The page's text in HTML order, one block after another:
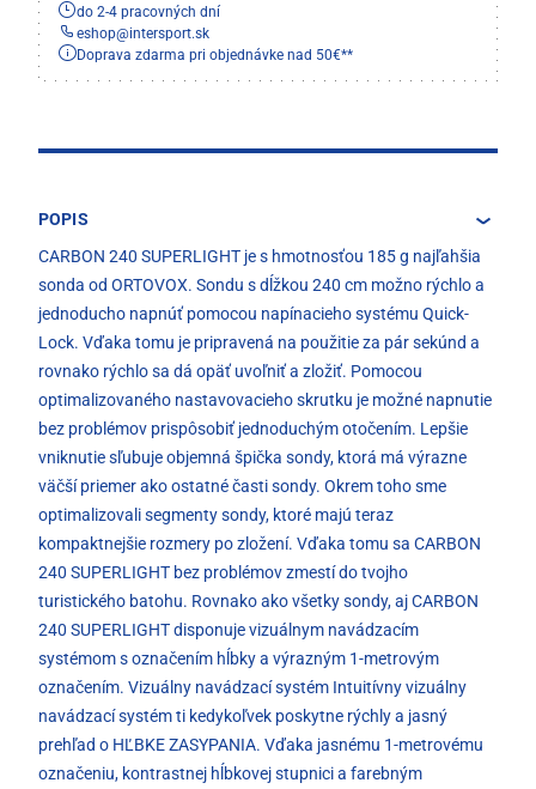
do 2-4 pracovných dní
eshop@intersport.sk
Doprava zdarma pri objednávke nad 50€**
POPIS
CARBON 240 SUPERLIGHT je s hmotnosťou 185 g najľahšia
sonda od ORTOVOX. Sondu s dĺžkou 240 cm možno rýchlo a
jednoducho napnúť pomocou napínacieho systému Quick-
Lock. Vďaka tomu je pripravená na použitie za pár sekúnd a
rovnako rýchlo sa dá opäť uvoľniť a zložiť. Pomocou
optimalizovaného nastavovacieho skrutku je možné napnutie
bez problémov prispôsobiť jednoduchým otočením. Lepšie
vniknutie sľubuje objemná špička sondy, ktorá má výrazne
väčší priemer ako ostatné časti sondy. Okrem toho sme
optimalizovali segmenty sondy, ktoré majú teraz
kompaktnejšie rozmery po zložení. Vďaka tomu sa CARBON
240 SUPERLIGHT bez problémov zmestí do tvojho
turistického batohu. Rovnako ako všetky sondy, aj CARBON
240 SUPERLIGHT disponuje vizuálnym navádzacím
systémom s označením hĺbky a výrazným 1-metrovým
označením. Vizuálny navádzací systém Intuitívny vizuálny
navádzací systém ti kedykoľvek poskytne rýchly a jasný
prehľad o HĽBKE ZASYPANIA. Vďaka jasnému 1-metrovému
označeniu, kontrastnej hĺbkovej stupnici a farebným